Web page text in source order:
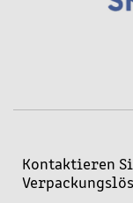
Kontaktieren